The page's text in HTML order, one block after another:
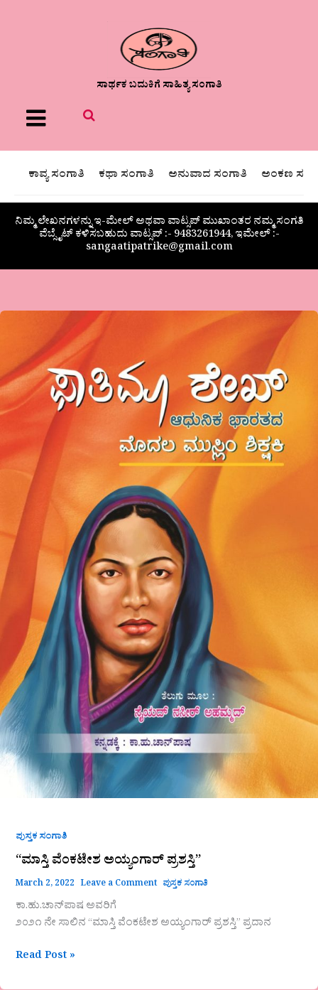
ಸಾರ್ಥಕ ಬದುಕಿಗೆ ಸಾಹಿತ್ಯ ಸಂಗಾತಿ
Menu
ಕಾವ್ಯ ಸಂಗಾತಿ ಕಥಾ ಸಂಗಾತಿ ಅನುವಾದ ಸಂಗಾತಿ ಅಂಕಣ
ನಿಮ್ಮ ಲೇಖನಗಳನ್ನು ಇ-ಮೇಲ್ ಅಥವಾ ವಾಟ್ಸಪ್ ಮುಖಾಂತರ ನಮ್ಮ ಸಂಗತಿ
ವೆಬ್ಸೈಟ್ ಕಳಿಸಬಹುದು ವಾಟ್ಸಪ್‌ :- 9483261944, ಇಮೇಲ್ :-
sangaatipatrike@gmail.com
ಪುಸ್ತಕ ಸಂಗಾತಿ
“ಮಾಸ್ತಿ ವೆಂಕಟೇಶ ಅಯ್ಯಂಗಾರ್ ಪ್ರಶಸ್ತಿ”
March 2, 2022 Leave a Comment ಪುಸ್ತಕ ಸಂಗಾತಿ
ಕಾ.ಹು.ಚಾನ್‌ಪಾಷ ಅವರಿಗೆ
೨೦೨೧ ನೇ ಸಾಲಿನ “ಮಾಸ್ತಿ ವೆಂಕಟೇಶ ಅಯ್ಯಂಗಾರ್ ಪ್ರಶಸ್ತಿ” ಪ್ರದಾನ
ವೆಂಕಟೇಶ
ಅಯ್ಯಂಗಾರ್
ಪ್ರಶಸ್ತಿ”
Read Post »